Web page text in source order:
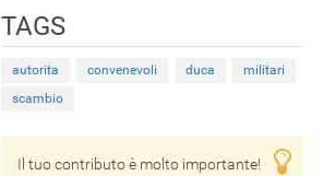
TAGS
autorita convenevoli duca
militari
scambio
Il tuo contributo è molto importante!